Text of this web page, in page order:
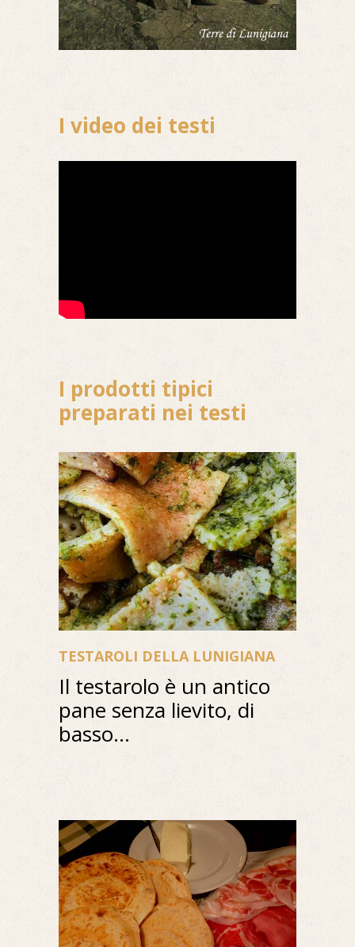
I video dei testi
I prodotti tipici
preparati nei testi
TESTAROLI DELLA LUNIGIANA
Il testarolo è un antico
pane senza lievito, di
basso...